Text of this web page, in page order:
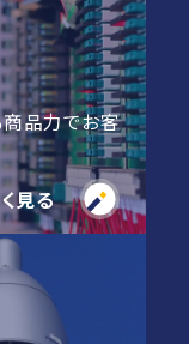
品力でお客
見る